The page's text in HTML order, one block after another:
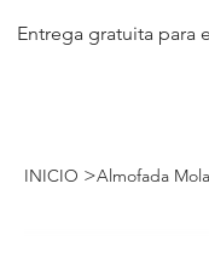
Entrega gratuita para
INICIO >Almofada